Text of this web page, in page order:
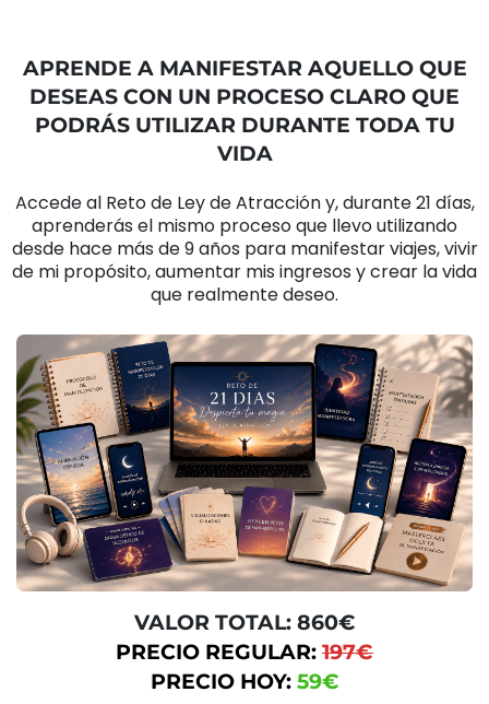
APRENDE A MANIFESTAR AQUELLO QUE
DESEAS CON UN PROCESO CLARO QUE
PODRÁS UTILIZAR DURANTE TODA TU
VIDA
Accede al Reto de Ley de Atracción y, durante 21 días,
aprenderás el mismo proceso que llevo utilizando
desde hace más de 9 años para manifestar viajes, vivir
de mi propósito, aumentar mis ingresos y crear la vida
que realmente deseo.
VALOR TOTAL: 860€
PRECIO REGULAR: 197€
PRECIO HOY:59€